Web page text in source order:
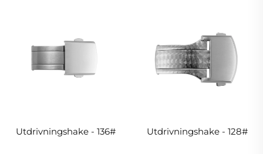
Utdrivningshake - 136# Utdrivningshake - 128#